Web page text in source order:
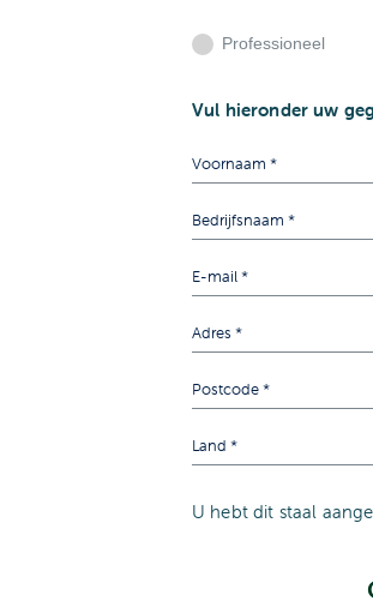
Professioneel
Vul hieronder uw
U hebt dit staal